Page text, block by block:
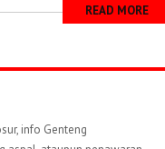
READ MORE
info Genteng